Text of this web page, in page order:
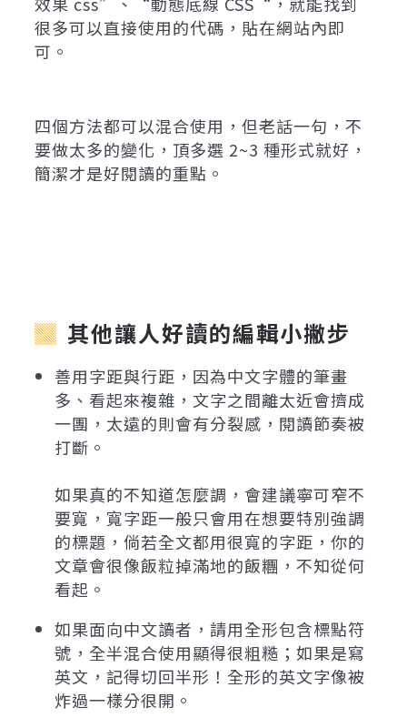
很多可以直接使用的代碼，貼在網站內即
可。
四個方法都可以混合使用，但老話一句，不
要做太多的變化，頂多選 2~3 種形式就好，
簡潔才是好閱讀的重點。
其他讓人好讀的編輯小撇步
善用字距與行距，因為中文字體的筆畫
多、看起來複雜，文字之間離太近會擠成
一團，太遠的則會有分裂感，閱讀節奏被
打斷。
如果真的不知道怎麼調，會建議寧可窄不
要寬，寬字距一般只會用在想要特別強調
的標題，倘若全文都用很寬的字距，你的
文章會很像飯粒掉滿地的飯糰，不知從何
看起。
如果面向中文讀者，請用全形包含標點符
號，全半混合使用顯得很粗糙；如果是寫
英文，記得切回半形！全形的英文字像被
炸過一樣分很開。